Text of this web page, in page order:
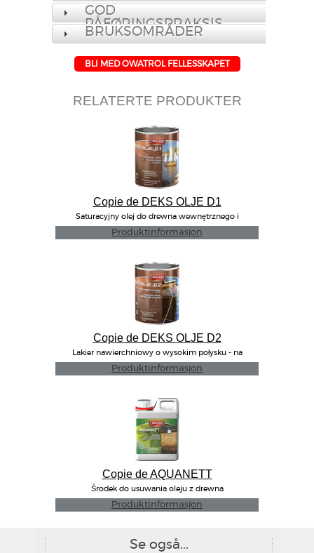
GOD
PÅFØRINGSPRAKSIS
BRUKSOMRÅDER
BLI MED OWATROL FELLESSKAPET
RELATERTE PRODUKTER
Copie de DEKS OLJE D1
Saturacyjny olej do drewna wewnętrznego i
zewnętrnego
Produktinformasjon
Copie de DEKS OLJE D2
Lakier nawierchniowy o wysokim połysku - na
zewnątrz/wewnątrz
Produktinformasjon
Copie de AQUANETT
Środek do usuwania oleju z drewna
Produktinformasjon
Se også...